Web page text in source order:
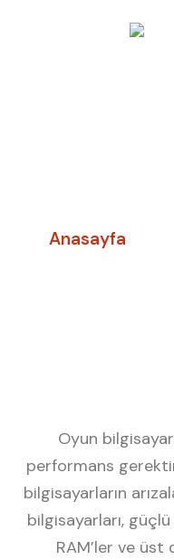
Anasayfa
Oyun
performans
bilgisayarların
bilgisayarları,
RAM’ler ve